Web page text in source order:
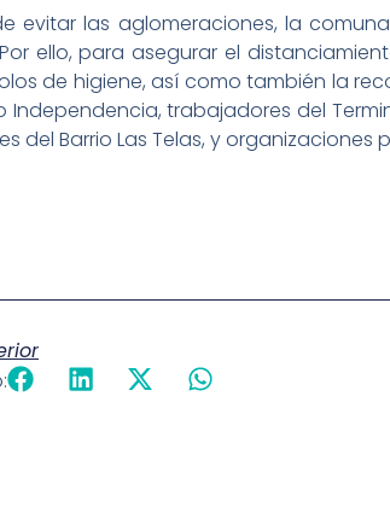
evitar las aglomeraciones, la
ello, para asegurar el
de higiene, así como también la
Independencia, trabajadores del
del Barrio Las Telas, y